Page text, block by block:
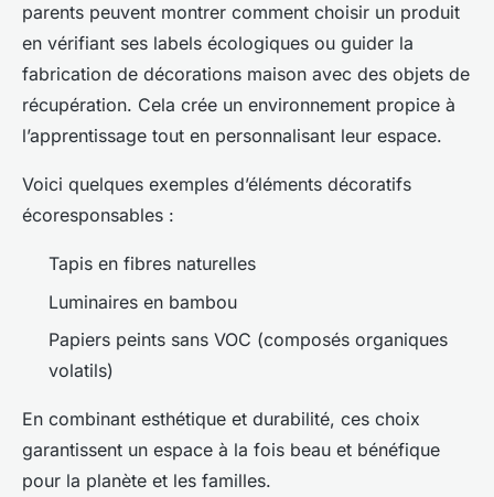
parents peuvent montrer comment choisir un produit
en vérifiant ses labels écologiques ou guider la
fabrication de décorations maison avec des objets de
récupération. Cela crée un environnement propice à
l’apprentissage tout en personnalisant leur espace.
Voici quelques exemples d’éléments décoratifs
écoresponsables :
Tapis en fibres naturelles
Luminaires en bambou
Papiers peints sans VOC (composés organiques
volatils)
En combinant esthétique et durabilité, ces choix
garantissent un espace à la fois beau et bénéfique
pour la planète et les familles.